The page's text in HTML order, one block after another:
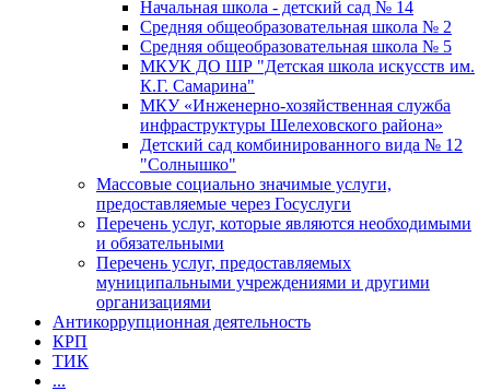
Начальная школа - детский сад № 14
Средняя общеобразовательная школа № 2
Средняя общеобразовательная школа № 5
МКУК ДО ШР "Детская школа искусств им.
К.Г. Самарина"
МКУ «Инженерно-хозяйственная служба
инфраструктуры Шелеховского района»
Детский сад комбинированного вида № 12
"Солнышко"
Массовые социально значимые услуги,
предоставляемые через Госуслуги
Перечень услуг, которые являются необходимыми
и обязательными
Перечень услуг, предоставляемых
муниципальными учреждениями и другими
организациями
Антикоррупционная деятельность
КРП
ТИК
...